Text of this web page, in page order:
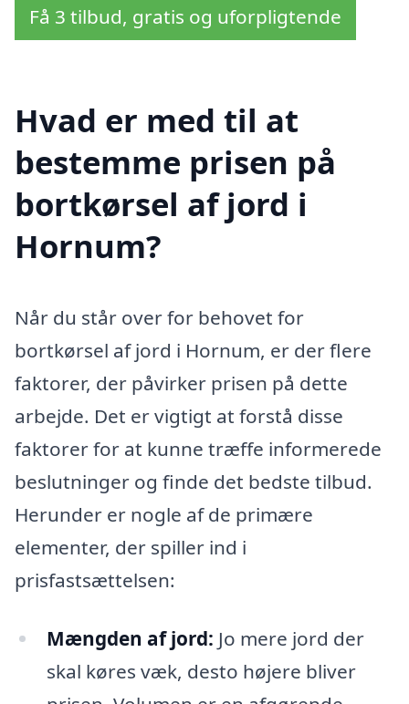
Få 3 tilbud, gratis og uforpligtende
Hvad er med til at
bestemme prisen på
bortkørsel af jord i
Hornum?
Når du står over for behovet for
bortkørsel af jord i Hornum, er der flere
faktorer, der påvirker prisen på dette
arbejde. Det er vigtigt at forstå disse
faktorer for at kunne træffe informerede
beslutninger og finde det bedste tilbud.
Herunder er nogle af de primære
elementer, der spiller ind i
prisfastsættelsen:
Mængden af jord: Jo mere jord der
skal køres væk, desto højere bliver